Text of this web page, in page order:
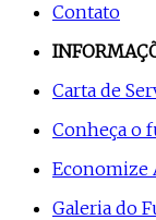
Contato
Carta de
Conheça o
Economize
Galeria do